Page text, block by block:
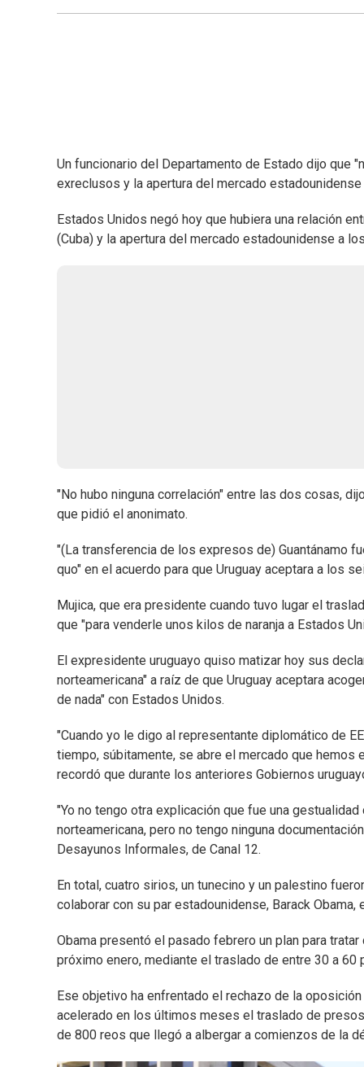
Un funcionario del Departamento de Estado dijo que
exreclusos y la apertura del mercado
Estados Unidos negó hoy que hubiera una relación
(Cuba) y la apertura del mercado estadounidense a
"No hubo ninguna correlación" entre las dos cosas,
que pidió el anonimato.
"(La transferencia de los expresos de) Guantánamo
quo" en el acuerdo para que Uruguay aceptara a los
Mujica, que era presidente cuando tuvo lugar el
que "para venderle unos kilos de naranja a Estados
El expresidente uruguayo quiso matizar hoy sus
norteamericana" a raíz de que Uruguay aceptara
de nada" con Estados Unidos.
"Cuando yo le digo al representante diplomático de
tiempo, súbitamente, se abre el mercado que
recordó que durante los anteriores Gobiernos
"Yo no tengo otra explicación que fue una
norteamericana, pero no tengo ninguna
Desayunos Informales, de Canal 12.
En total, cuatro sirios, un tunecino y un palestino
colaborar con su par estadounidense, Barack Obama,
Obama presentó el pasado febrero un plan para
próximo enero, mediante el traslado de entre 30 a
Ese objetivo ha enfrentado el rechazo de la
acelerado en los últimos meses el traslado de
de 800 reos que llegó a albergar a comienzos de la